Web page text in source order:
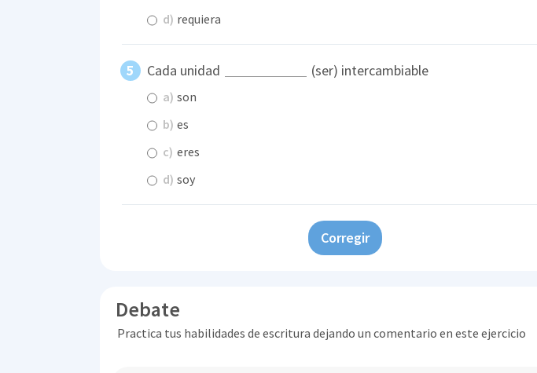
d) requiera
Cada unidad (ser) intercambiable
a) son
b) es
c) eres
d) soy
Corregir
Debate
Practica tus habilidades de escritura dejando un comentario en este ejercicio